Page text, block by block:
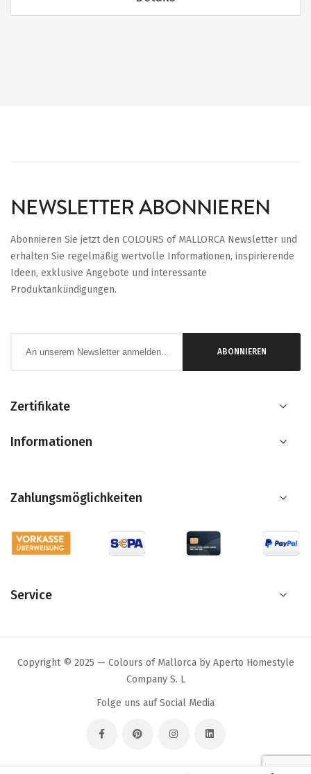
NEWSLETTER ABONNIEREN
Abonnieren Sie jetzt den COLOURS of MALLORCA Newsletter und
erhalten Sie regelmäßig wertvolle Informationen, inspirierende
Ideen, exklusive Angebote und interessante
Produktankündigungen.
ABONNIEREN
Zertifikate
Informationen
Zahlungsmöglichkeiten
Service
Copyright © 2025 — Colours of Mallorca by Aperto Homestyle
Company S. L
Folge uns auf Social Media